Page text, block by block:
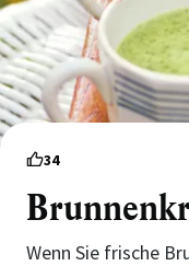
34
Wenn Sie frische